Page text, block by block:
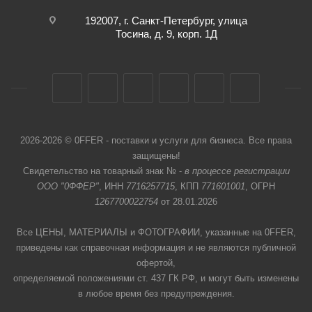
192007, г. Санкт-Петербург, улица
Тосина, д. 9, корп. 1Д
2026-2026 © 0FFER - поставки и услуги для бизнеса. Все права
защищены!
Свидетельство на товарный знак № - в процессе регистрации
ООО "0ФФЕР", ИНН 7716257715, КПП 771601001, ОГРН
1267700022754 от 28.01.2026
Все ЦЕНЫ, МАТЕРИАЛЫ и ФОТОГРАФИИ, указанные на 0FFER,
приведены как справочная информация и не являются публичной
офертой,
определяемой положениями ст. 437 ГК РФ, и могут быть изменены
в любое время без предупреждения.